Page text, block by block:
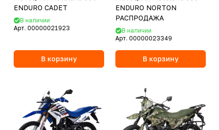
ENDURO CADET
В наличии
Арт. 00000021923
В корзину
ENDURO NORTON
РАСПРОДАЖА
В наличии
Арт. 00000023349
В корзину